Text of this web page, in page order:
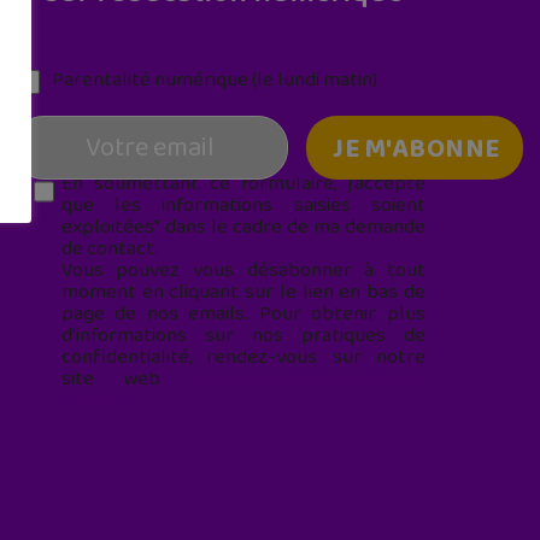
Parentalité numérique (le lundi matin)
En soumettant ce formulaire, j’accepte
que les informations saisies soient
exploitées* dans le cadre de ma demande
de contact.
Vous pouvez vous désabonner à tout
moment en cliquant sur le lien en bas de
page de nos emails. Pour obtenir plus
d'informations sur nos pratiques de
confidentialité, rendez-vous sur notre
site web